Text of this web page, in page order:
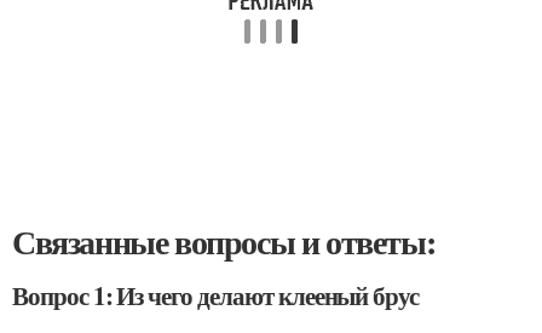
Связанные вопросы и ответы:
Вопрос 1: Из чего делают клееный брус